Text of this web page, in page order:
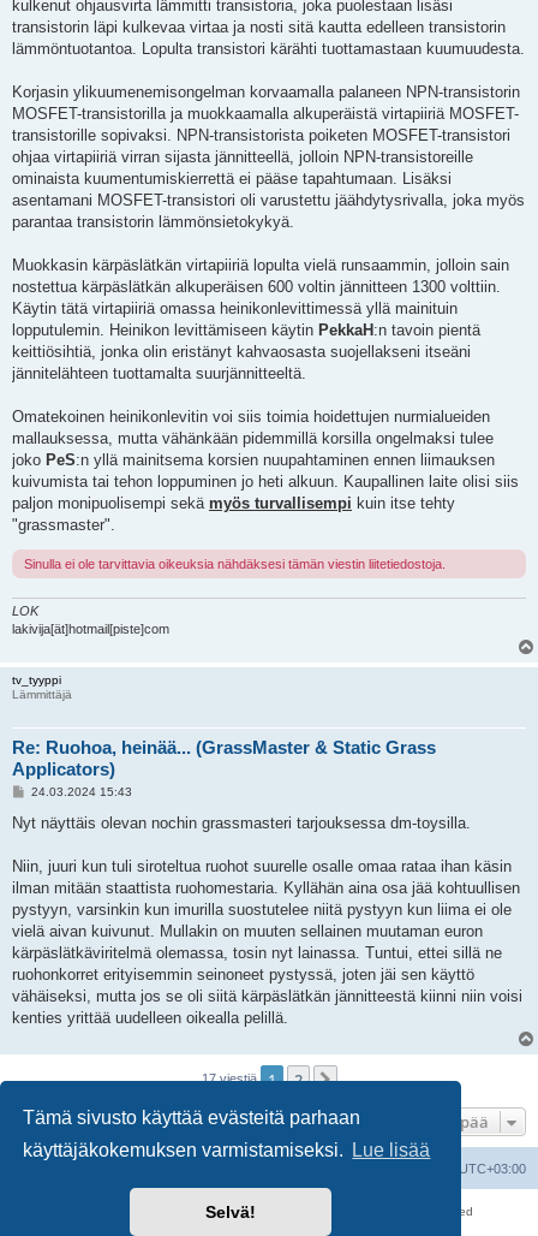
Tämä sivusto käyttää evästeitä parhaan
käyttäjäkokemuksen varmistamiseksi.
Lue lisää
Selvä!
kulkenut ohjausvirta lämmitti transistoria, joka puolestaan lisäsi
transistorin läpi kulkevaa virtaa ja nosti sitä kautta edelleen transistorin
lämmöntuotantoa. Lopulta transistori kärähti tuottamastaan kuumuudesta.
Korjasin ylikuumenemisongelman korvaamalla palaneen NPN-transistorin
MOSFET-transistorilla ja muokkaamalla alkuperäistä virtapiiriä MOSFET-
transistorille sopivaksi. NPN-transistorista poiketen MOSFET-transistori
ohjaa virtapiiriä virran sijasta jännitteellä, jolloin NPN-transistoreille
ominaista kuumentumiskierrettä ei pääse tapahtumaan. Lisäksi
asentamani MOSFET-transistori oli varustettu jäähdytysrivalla, joka myös
parantaa transistorin lämmönsietokykyä.
Muokkasin kärpäslätkän virtapiiriä lopulta vielä runsaammin, jolloin sain
nostettua kärpäslätkän alkuperäisen 600 voltin jännitteen 1300 volttiin.
Käytin tätä virtapiiriä omassa heinikonlevittimessä yllä mainituin
lopputulemin. Heinikon levittämiseen käytin PekkaH :n tavoin pientä
keittiösihtiä, jonka olin eristänyt kahvaosasta suojellakseni itseäni
jännitelähteen tuottamalta suurjännitteeltä.
Omatekoinen heinikonlevitin voi siis toimia hoidettujen nurmialueiden
mallauksessa, mutta vähänkään pidemmillä korsilla ongelmaksi tulee
joko PeS:n yllä mainitsema korsien nuupahtaminen ennen liimauksen
kuivumista tai tehon loppuminen jo heti alkuun. Kaupallinen laite olisi siis
paljon monipuolisempi sekä myös turvallisempi kuin itse tehty
"grassmaster".
Sinulla ei ole tarvittavia oikeuksia nähdäksesi tämän viestin liitetiedostoja.
LOK
lakivija[ät]hotmail[piste]com
tv_tyyppi
Lämmittäjä
Re: Ruohoa, heinää... (GrassMaster & Static Grass
Applicators)
V
e
s
i
24.03.2024 15:43
Nyt näyttäis olevan nochin grassmasteri tarjouksessa dm-toysilla.
Niin, juuri kun tuli siroteltua ruohot suurelle osalle omaa rataa ihan käsin
ilman mitään staattista ruohomestaria. Kyllähän aina osa jää kohtuullisen
pystyyn, varsinkin kun imurilla suostutelee niitä pystyyn kun liima ei ole
vielä aivan kuivunut. Mullakin on muuten sellainen muutaman euron
kärpäslätkäviritelmä olemassa, tosin nyt lainassa. Tuntui, ettei sillä ne
ruohonkorret erityisemmin seinoneet pystyssä, joten jäi sen käyttö
vähäiseksi, mutta jos se oli siitä kärpäslätkän jännitteestä kiinni niin voisi
kenties yrittää uudelleen oikealla pelillä.
17 viestiä 1 2
Seuraava
Hyppää
UTC+03:00
Keskustelufoorumin ohjelmistophpBB
® Forum Software © phpBB Limited
Käännös: phpBB Suomi (lurttinen, harritapio, Pettis)